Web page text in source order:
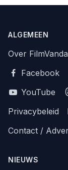
ALGEMEEN
Over
Facebook
YouTube
Privacybeleid
Contact /
NIEUWS